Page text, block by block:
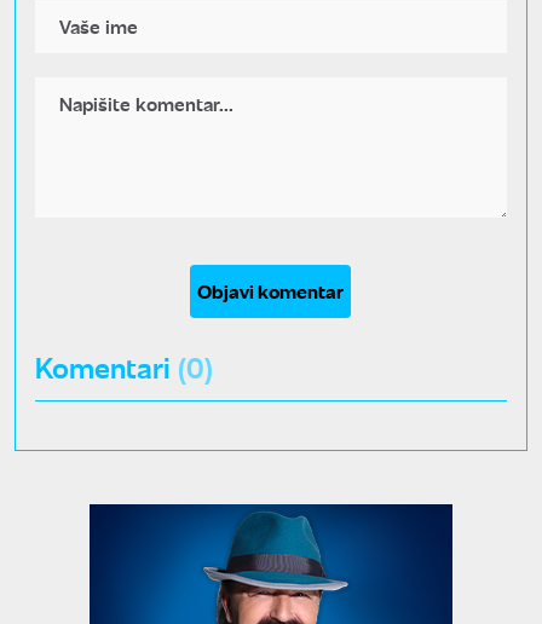
Objavi komentar
Komentari (0)